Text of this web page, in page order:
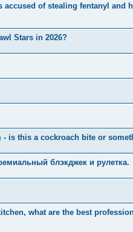
accused of stealing fentanyl and
Stars in 2026?
is this a cockroach bite or
блэкджек и рулетка.
what are the best